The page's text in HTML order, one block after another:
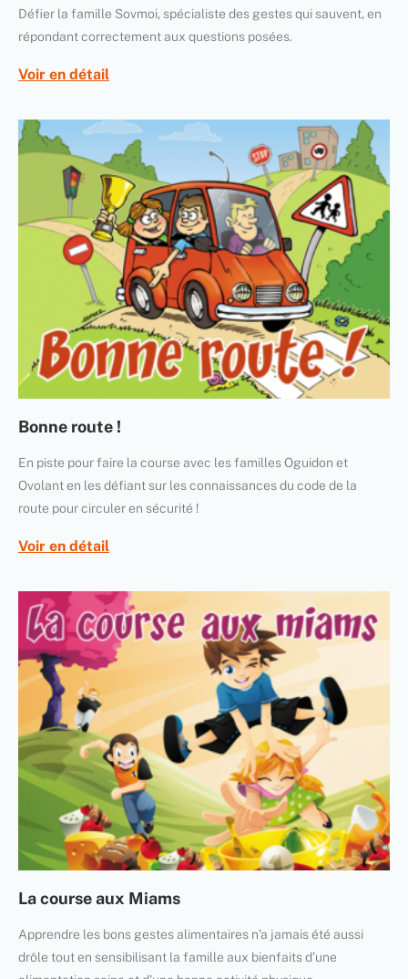
Défier la famille Sovmoi, spécialiste des gestes qui sauvent, en
répondant correctement aux questions posées.
Voir en détail
Bonne route !
En piste pour faire la course avec les familles Oguidon et
Ovolant en les défiant sur les connaissances du code de la
route pour circuler en sécurité !
Voir en détail
La course aux Miams
Apprendre les bons gestes alimentaires n’a jamais été aussi
drôle tout en sensibilisant la famille aux bienfaits d’une